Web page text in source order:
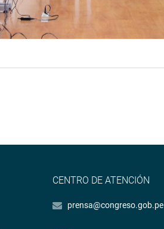
CENTRO DE ATENCIÓN
prensa@congreso.gob.pe